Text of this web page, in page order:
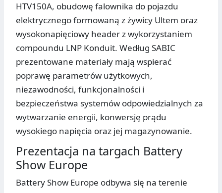
HTV150A, obudowę falownika do pojazdu
elektrycznego formowaną z żywicy Ultem oraz
wysokonapięciowy header z wykorzystaniem
compoundu LNP Konduit. Według SABIC
prezentowane materiały mają wspierać
poprawę parametrów użytkowych,
niezawodności, funkcjonalności i
bezpieczeństwa systemów odpowiedzialnych za
wytwarzanie energii, konwersję prądu
wysokiego napięcia oraz jej magazynowanie.
Prezentacja na targach Battery
Show Europe
Battery Show Europe odbywa się na terenie